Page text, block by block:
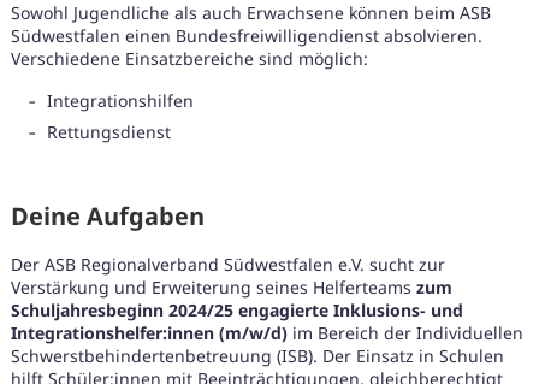
Sowohl Jugendliche als auch Erwachsene können beim ASB
Südwestfalen einen Bundesfreiwilligendienst absolvieren.
Verschiedene Einsatzbereiche sind möglich:
Integrationshilfen
Rettungsdienst
Deine Aufgaben
Der ASB Regionalverband Südwestfalen e.V. sucht zur
Verstärkung und Erweiterung seines Helferteams zum
Schuljahresbeginn 2024/25 engagierte Inklusions- und
Integrationshelfer:innen (m/w/d)im Bereich der Individuellen
Schwerstbehindertenbetreuung (ISB). Der Einsatz in Schulen
hilft Schüler:innen mit Beeinträchtigungen, gleichberechtigt
Karte anzeigen